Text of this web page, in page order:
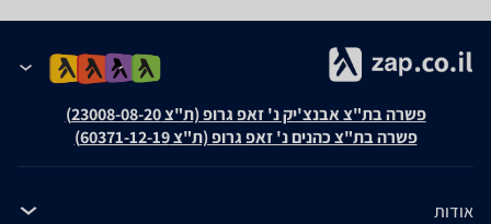
פשרה בת"צ אבנצ'יק נ' זאפ גרופ (ת"צ 23008-08-20)
פשרה בת"צ כהנים נ' זאפ גרופ (ת"צ 60371-12-19)
אודות